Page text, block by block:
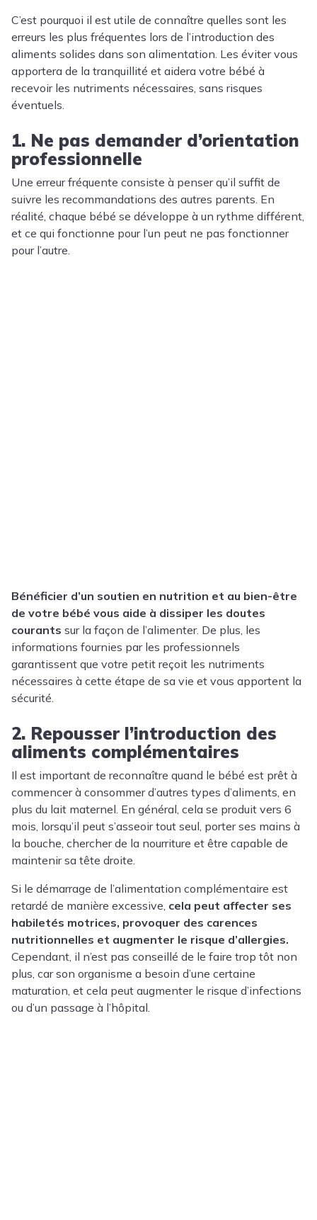
C’est pourquoi il est utile de connaître quelles sont les
erreurs les plus fréquentes lors de l’introduction des
aliments solides dans son alimentation. Les éviter vous
apportera de la tranquillité et aidera votre bébé à
recevoir les nutriments nécessaires, sans risques
éventuels.
1. Ne pas demander d’orientation
professionnelle
Une erreur fréquente consiste à penser qu’il suffit de
suivre les recommandations des autres parents. En
réalité, chaque bébé se développe à un rythme différent,
et ce qui fonctionne pour l’un peut ne pas fonctionner
pour l’autre.
Bénéficier d’un soutien en nutrition et au bien-être
de votre bébé vous aide à dissiper les doutes
courants sur la façon de l’alimenter. De plus, les
informations fournies par les professionnels
garantissent que votre petit reçoit les nutriments
nécessaires à cette étape de sa vie et vous apportent la
sécurité.
2. Repousser l’introduction des
aliments complémentaires
Il est important de reconnaître quand le bébé est prêt à
commencer à consommer d’autres types d’aliments, en
plus du lait maternel. En général, cela se produit vers 6
mois, lorsqu’il peut s’asseoir tout seul, porter ses mains à
la bouche, chercher de la nourriture et être capable de
maintenir sa tête droite.
Si le démarrage de l’alimentation complémentaire est
retardé de manière excessive, cela peut affecter ses
habiletés motrices, provoquer des carences
nutritionnelles et augmenter le risque d’allergies.
Cependant, il n’est pas conseillé de le faire trop tôt non
plus, car son organisme a besoin d’une certaine
maturation, et cela peut augmenter le risque d’infections
ou d’un passage à l’hôpital.